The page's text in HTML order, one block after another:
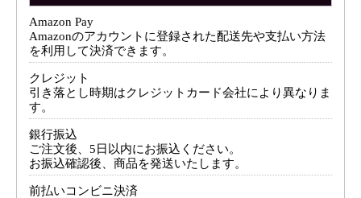
Amazon Pay
Amazonのアカウントに登録された配送先や支払い方法
を利用して決済できます。
クレジット
引き落とし時期はクレジットカード会社により異なりま
す。
銀行振込
ご注文後、5日以内にお振込ください。
お振込確認後、商品を発送いたします。
前払いコンビニ決済